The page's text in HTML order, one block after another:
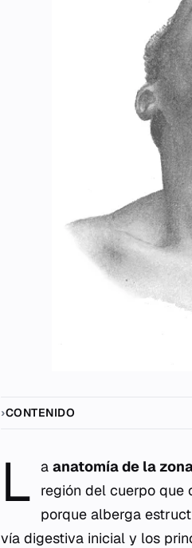
CONTENIDO
L aanatomía de la
región del cuerpo que
porque alberga
vía digestiva inicial y los